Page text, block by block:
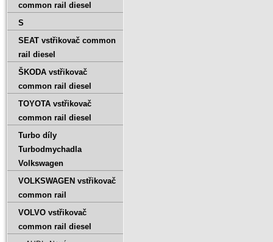
common rail diesel
S
SEAT vstřikovač common
rail diesel
ŠKODA vstřikovač
common rail diesel
TOYOTA vstřikovač
common rail diesel
Turbo díly
Turbodmychadla
Volkswagen
VOLKSWAGEN vstřikovač
common rail
VOLVO vstřikovač
common rail diesel